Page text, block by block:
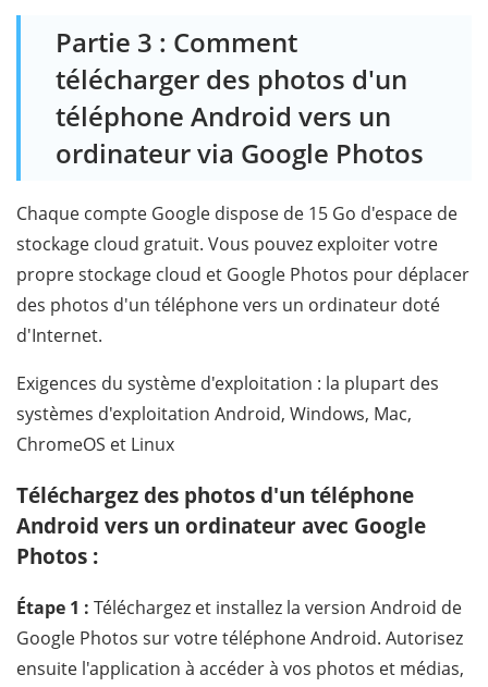
Partie 3 : Comment
télécharger des photos d'un
téléphone Android vers un
ordinateur via Google Photos
Chaque compte Google dispose de 15 Go d'espace de
stockage cloud gratuit. Vous pouvez exploiter votre
propre stockage cloud et Google Photos pour déplacer
des photos d'un téléphone vers un ordinateur doté
d'Internet.
Exigences du système d'exploitation : la plupart des
systèmes d'exploitation Android, Windows, Mac,
ChromeOS et Linux
Téléchargez des photos d'un téléphone
Android vers un ordinateur avec Google
Photos :
Étape 1 : Téléchargez et installez la version Android de
Google Photos sur votre téléphone Android. Autorisez
ensuite l'application à accéder à vos photos et médias,